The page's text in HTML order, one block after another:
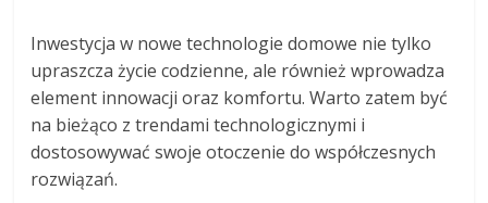
Inwestycja w nowe technologie domowe nie tylko
upraszcza życie codzienne, ale również wprowadza
element innowacji oraz komfortu. Warto zatem być
na bieżąco z trendami technologicznymi i
dostosowywać swoje otoczenie do współczesnych
rozwiązań.